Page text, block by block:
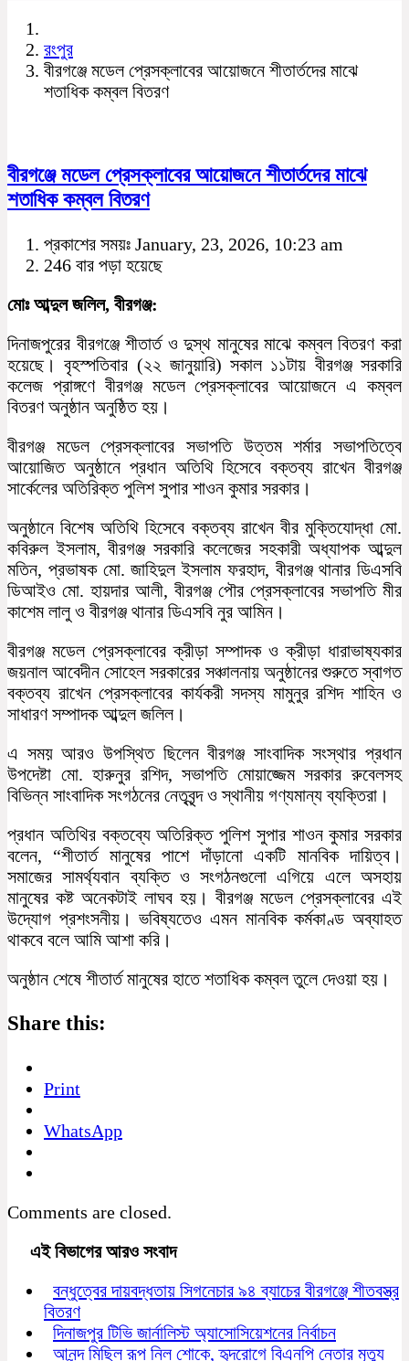
রংপুর
বীরগঞ্জে মডেল প্রেসক্লাবের আয়োজনে শীতার্তদের মাঝে
শতাধিক কম্বল বিতরণ
বীরগঞ্জে মডেল প্রেসক্লাবের আয়োজনে শীতার্তদের মাঝে
শতাধিক কম্বল বিতরণ
প্রকাশের সময়ঃ January, 23, 2026, 10:23 am
246 বার পড়া হয়েছে
মোঃ আব্দুল জলিল, বীরগঞ্জ:
দিনাজপুরের বীরগঞ্জে শীতার্ত ও দুস্থ মানুষের মাঝে কম্বল বিতরণ করা
হয়েছে। বৃহস্পতিবার (২২ জানুয়ারি) সকাল ১১টায় বীরগঞ্জ সরকারি
কলেজ প্রাঙ্গণে বীরগঞ্জ মডেল প্রেসক্লাবের আয়োজনে এ কম্বল
বিতরণ অনুষ্ঠান অনুষ্ঠিত হয়।
বীরগঞ্জ মডেল প্রেসক্লাবের সভাপতি উত্তম শর্মার সভাপতিত্বে
আয়োজিত অনুষ্ঠানে প্রধান অতিথি হিসেবে বক্তব্য রাখেন বীরগঞ্জ
সার্কেলের অতিরিক্ত পুলিশ সুপার শাওন কুমার সরকার।
অনুষ্ঠানে বিশেষ অতিথি হিসেবে বক্তব্য রাখেন বীর মুক্তিযোদ্ধা মো.
কবিরুল ইসলাম, বীরগঞ্জ সরকারি কলেজের সহকারী অধ্যাপক আব্দুল
মতিন, প্রভাষক মো. জাহিদুল ইসলাম ফরহাদ, বীরগঞ্জ থানার ডিএসবি
ডিআইও মো. হায়দার আলী, বীরগঞ্জ পৌর প্রেসক্লাবের সভাপতি মীর
কাশেম লালু ও বীরগঞ্জ থানার ডিএসবি নুর আমিন।
বীরগঞ্জ মডেল প্রেসক্লাবের ক্রীড়া সম্পাদক ও ক্রীড়া ধারাভাষ্যকার
জয়নাল আবেদীন সোহেল সরকারের সঞ্চালনায় অনুষ্ঠানের শুরুতে স্বাগত
বক্তব্য রাখেন প্রেসক্লাবের কার্যকরী সদস্য মামুনুর রশিদ শাহিন ও
সাধারণ সম্পাদক আব্দুল জলিল।
এ সময় আরও উপস্থিত ছিলেন বীরগঞ্জ সাংবাদিক সংস্থার প্রধান
উপদেষ্টা মো. হারুনুর রশিদ, সভাপতি মোয়াজ্জেম সরকার রুবেলসহ
বিভিন্ন সাংবাদিক সংগঠনের নেতৃবৃন্দ ও স্থানীয় গণ্যমান্য ব্যক্তিরা।
প্রধান অতিথির বক্তব্যে অতিরিক্ত পুলিশ সুপার শাওন কুমার সরকার
বলেন, “শীতার্ত মানুষের পাশে দাঁড়ানো একটি মানবিক দায়িত্ব।
সমাজের সামর্থ্যবান ব্যক্তি ও সংগঠনগুলো এগিয়ে এলে অসহায়
মানুষের কষ্ট অনেকটাই লাঘব হয়। বীরগঞ্জ মডেল প্রেসক্লাবের এই
উদ্যোগ প্রশংসনীয়। ভবিষ্যতেও এমন মানবিক কর্মকাণ্ড অব্যাহত
থাকবে বলে আমি আশা করি।
অনুষ্ঠান শেষে শীতার্ত মানুষের হাতে শতাধিক কম্বল তুলে দেওয়া হয়।
Share this:
Print
WhatsApp
Comments are closed.
এই বিভাগের আরও সংবাদ
বন্ধুত্বের দায়বদ্ধতায় সিগনেচার ৯৪ ব্যাচের বীরগঞ্জে শীতবস্ত্র
বিতরণ
দিনাজপুর টিভি জার্নালিস্ট অ্যাসোসিয়েশনের নির্বাচন
আনন্দ মিছিল রূপ নিল শোকে, হৃদরোগে বিএনপি নেতার মৃত্যু